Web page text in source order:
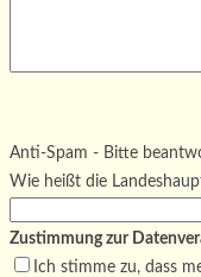
Bitte lasse dieses Feld leer.
Anti-Spam - Bitte
Wie heißt die
Zustimmung zur
Ich stimme zu, dass